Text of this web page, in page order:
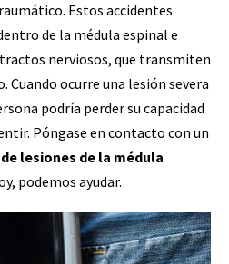
Estos accidentes
de la médula espinal e
nerviosos, que transmiten
Cuando ocurre una lesión severa
podría perder su capacidad
Póngase en contacto con un
lesiones de la médula
podemos ayudar.